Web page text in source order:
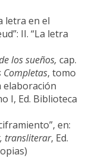
letra en el
II. “La letra
los sueños, cap.
Completas, tomo
elaboración
I, Ed. Biblioteca
en:
transliterar, Ed.